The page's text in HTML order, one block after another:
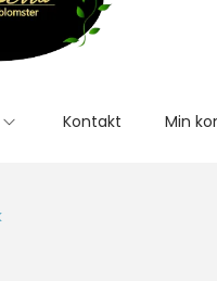
Kontakt Min